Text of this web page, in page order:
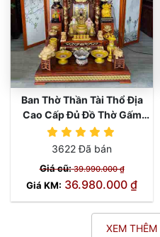
Ban Thờ Thần Tài Thổ Địa
Cao Cấp Đủ Đồ Thờ Gấm
Vàng TT845
3622 Đã bán
Giá cũ:39.990.000 ₫
Giá KM: 36.980.000 ₫
XEM